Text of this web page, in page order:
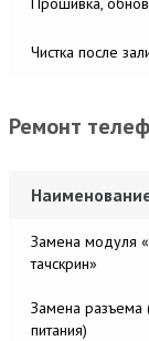
Чистка после
Ремонт
Замена модуля
тачскрин»
Замена разъема
питания)